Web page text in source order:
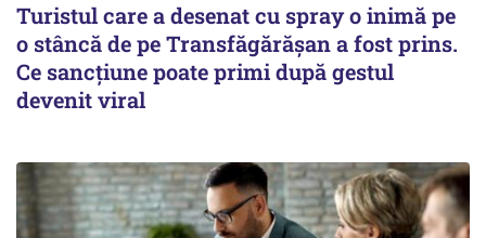
Turistul care a desenat cu spray o inimă pe
o stâncă de pe Transfăgărășan a fost prins.
Ce sancțiune poate primi după gestul
devenit viral